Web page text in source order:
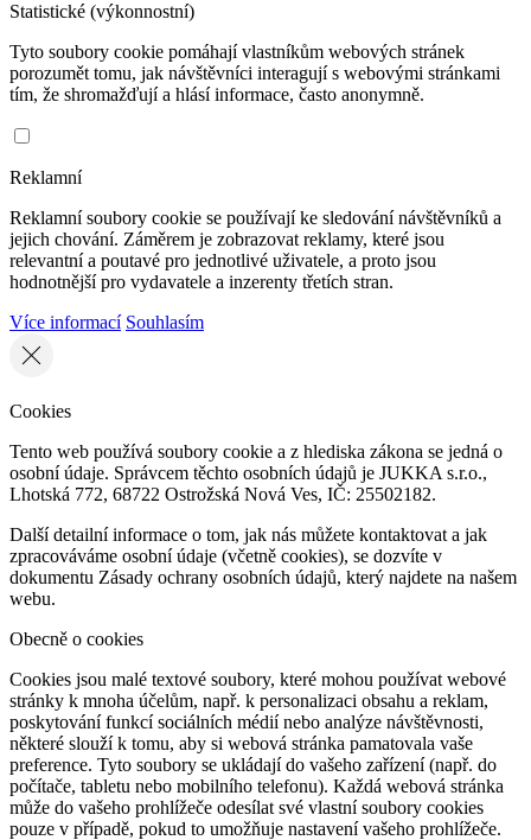
Statistické (výkonnostní)
Tyto soubory cookie pomáhají vlastníkům webových stránek
porozumět tomu, jak návštěvníci interagují s webovými stránkami
tím, že shromažďují a hlásí informace, často anonymně.
Reklamní
Reklamní soubory cookie se používají ke sledování návštěvníků a
jejich chování. Záměrem je zobrazovat reklamy, které jsou
relevantní a poutavé pro jednotlivé uživatele, a proto jsou
hodnotnější pro vydavatele a inzerenty třetích stran.
Více informací Souhlasím
Cookies
Tento web používá soubory cookie a z hlediska zákona se jedná o
osobní údaje. Správcem těchto osobních údajů je JUKKA s.r.o.,
Lhotská 772, 68722 Ostrožská Nová Ves, IČ: 25502182.
Další detailní informace o tom, jak nás můžete kontaktovat a jak
zpracováváme osobní údaje (včetně cookies), se dozvíte v
dokumentu Zásady ochrany osobních údajů, který najdete na našem
webu.
Obecně o cookies
Cookies jsou malé textové soubory, které mohou používat webové
stránky k mnoha účelům, např. k personalizaci obsahu a reklam,
poskytování funkcí sociálních médií nebo analýze návštěvnosti,
některé slouží k tomu, aby si webová stránka pamatovala vaše
preference. Tyto soubory se ukládají do vašeho zařízení (např. do
počítače, tabletu nebo mobilního telefonu). Každá webová stránka
může do vašeho prohlížeče odesílat své vlastní soubory cookies
pouze v případě, pokud to umožňuje nastavení vašeho prohlížeče.